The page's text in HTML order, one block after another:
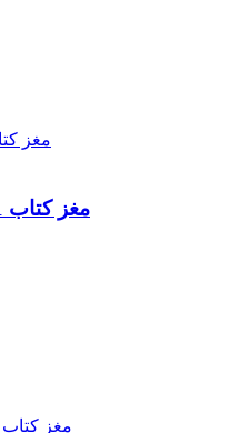
مغز کتاب 41| پژوهش‌های فلسفی | آنلاین